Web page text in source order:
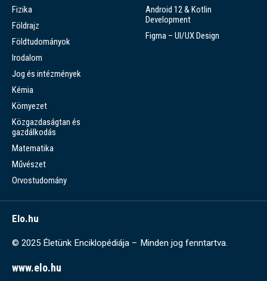
Fizika
Földrajz
Földtudományok
Irodalom
Jog és intézmények
Kémia
Környezet
Közgazdaságtan és
gazdálkodás
Matematika
Művészet
Orvostudomány
Android 12 & Kotlin
Development
Figma – UI/UX Design
Elo.hu
© 2025 Életünk Enciklopédiája – Minden jog fenntartva.
www.elo.hu